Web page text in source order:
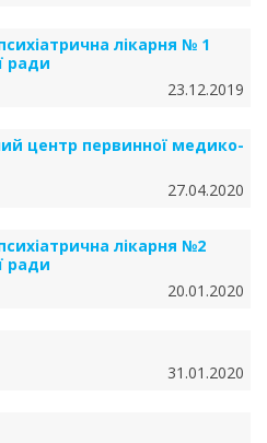
лікарня № 1
ради
23.12.2019
центр первинної медико-
27.04.2020
лікарня №2
ради
20.01.2020
31.01.2020